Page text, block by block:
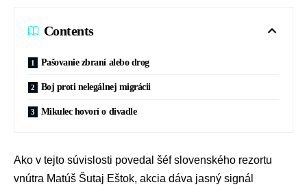
Contents
Pašovanie zbraní alebo drog
Boj proti nelegálnej migrácii
Mikulec hovorí o divadle
Ako v tejto súvislosti povedal šéf slovenského rezortu
vnútra Matúš Šutaj Eštok, akcia dáva jasný signál